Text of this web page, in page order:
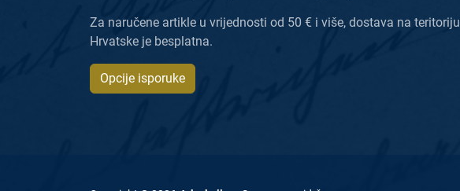
Za naručene artikle u vrijednosti od 50 € i više, dostava na teritoriju
Hrvatske je besplatna.
Opcije isporuke